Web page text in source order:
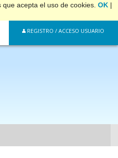
acepta el uso de cookies. OK |
REGISTRO / ACCESO USUARIO